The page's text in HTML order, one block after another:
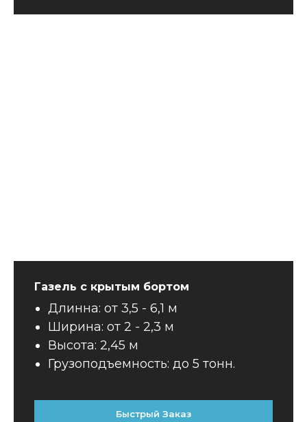
Газель с крытым бортом
Длинна: от 3,5 - 6,1 м
Ширина: от 2 - 2,3 м
Высота: 2,45 м
Грузоподъемность: до 5 тонн.
Быстрый Заказ